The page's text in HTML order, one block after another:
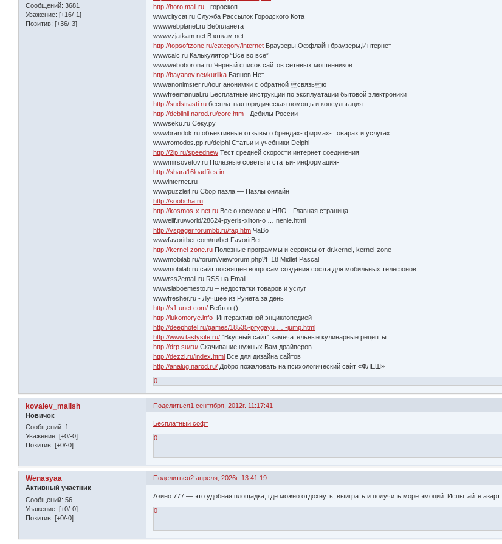
Сообщений: 3681
Уважение: [+16/-1]
Позитив: [+36/-3]
http://horo.mail.ru - гороскоп
wwwcitycat.ru Служба Рассылок Городского Кота
wwwwebplanet.ru Вебпланета
wwwvzjatkam.net Взяткам.net
http://topsoftzone.ru/category/internet Браузеры,Оффлайн браузеры,Интернет
wwwcalc.ru Калькулятор “Все во все”
wwwweboborona.ru Черный список сайтов сетевых мошенников
http://bayanov.net/kurilka Баянов.Нет
wwwanonimster.ru/tour анонимки с обратной связью
wwwfreemanual.ru Бесплатные инструкции по эксплуатации бытовой электроники
http://sudstrasti.ru бесплатная юридическая помощь и консультация
http://debilnii.narod.ru/core.htm -Дебилы России-
wwwseku.ru Секу.ру
wwwbrandok.ru объективные отзывы о брендах- фирмах- товарах и услугах
wwwromodos.pp.ru/delphi Статьи и учебники Delphi
http://2ip.ru/speednew Тест средней скорости интернет соединения
wwwmirsovetov.ru Полезные советы и статьи- информация-
http://shara16loadfiles.in
wwwinternet.ru
wwwpuzzleit.ru Сбор пазла — Пазлы онлайн
http://soobcha.ru
http://kosmos-x.net.ru Все о космосе и НЛО - Главная страница
wwwellf.ru/world/28624-pyeris-xilton-o … nenie.html
http://vspager.forumbb.ru/faq.htm ЧаВо
wwwfavoritbet.com/ru/bet FavoritBet
http://kernel-zone.ru Полезные программы и сервисы от dr.kernel, kernel-zone
wwwmobilab.ru/forum/viewforum.php?f=18 Midlet Pascal
wwwmobilab.ru сайт посвящен вопросам создания софта для мобильных телефонов
wwwrss2email.ru RSS на Email.
wwwslaboemesto.ru – недостатки товаров и услуг
wwwfresher.ru - Лучшее из Рунета за день
http://s1.unet.com/ Вебтоп ()
http://lukomorye.info Интерактивной энциклопедией
http://deephotel.ru/games/18535-prygayu … -jump.html
http://www.tastysite.ru/ "Вкусный сайт" замечательные кулинарные рецепты
http://drp.su/ru/ Скачивание нужных Вам драйверов.
http://dezzi.ru/index.html Все для дизайна сайтов
http://analug.narod.ru/ Добро пожаловать на психологический сайт «ФЛЕШ»
0
Поделиться1 сентября, 2012г. 11:17:41
kovalev_malish
Новичок
Сообщений: 1
Уважение: [+0/-0]
Позитив: [+0/-0]
Бесплатный софт
0
Поделиться2 апреля, 2026г. 13:41:19
Wenasyaa
Активный участник
Сообщений: 56
Уважение: [+0/-0]
Позитив: [+0/-0]
Азино 777 — это удобная площадка, где можно отдохнуть, выиграть и получить море эмоций. Испытайте азарт
0